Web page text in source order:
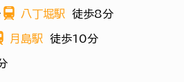
八丁堀駅 徒歩8分
月島駅 徒歩10分